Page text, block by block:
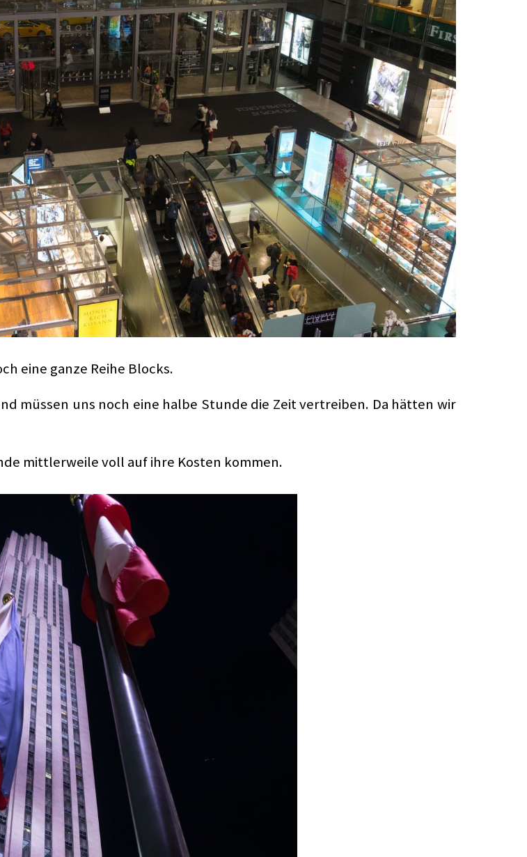
eine ganze Reihe Blocks.
müssen uns noch eine halbe Stunde die Zeit vertreiben. Da hätten wir
mittlerweile voll auf ihre Kosten kommen.